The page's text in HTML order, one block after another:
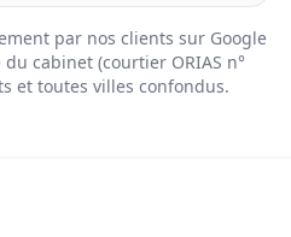
par nos clients sur Google
cabinet (courtier ORIAS n°
et toutes villes confondus.